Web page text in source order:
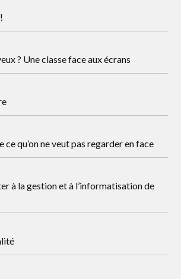
? Une classe face aux écrans
ce qu’on ne veut pas regarder en face
à la gestion et à l’informatisation de